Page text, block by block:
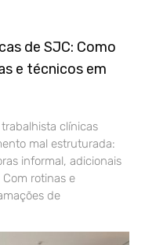
de SJC: Como
e técnicos em
clínicas
mal estruturada:
informal, adicionais
rotinas e
de